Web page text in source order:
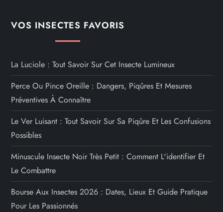
VOS INSECTES FAVORIS
La Luciole : Tout Savoir Sur Cet Insecte Lumineux
Perce Ou Pince Oreille : Dangers, Piqûres Et Mesures
Préventives À Connaître
Le Ver Luisant : Tout Savoir Sur Sa Piqûre Et Les Confusions
Possibles
Minuscule Insecte Noir Très Petit : Comment L'identifier Et
Le Combattre
Bourse Aux Insectes 2026 : Dates, Lieux Et Guide Pratique
Pour Les Passionnés